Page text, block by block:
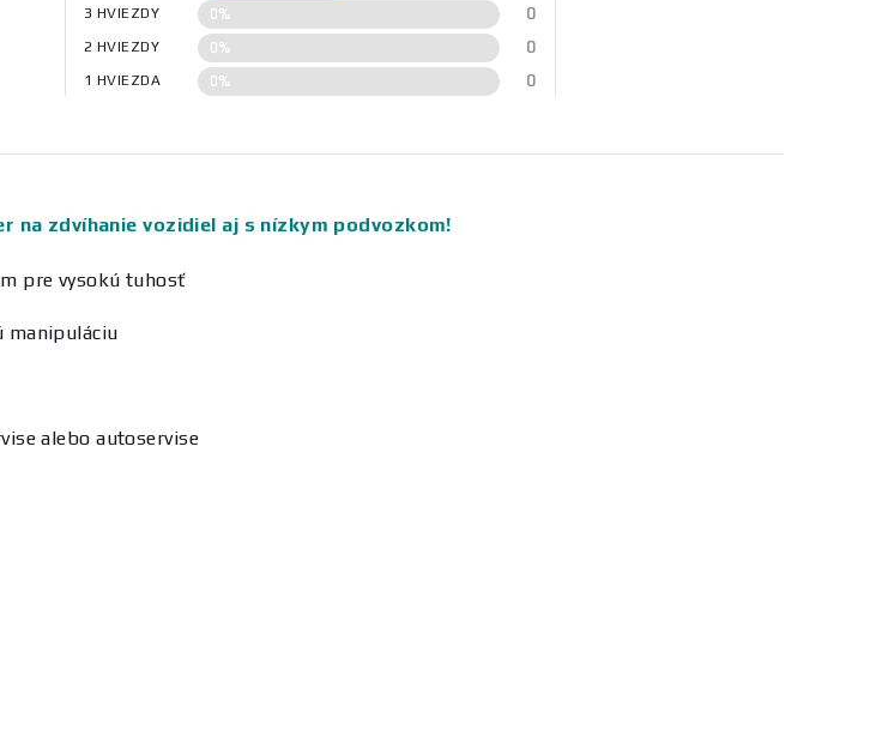
3 HVIEZDY 0% 0
2 HVIEZDY 0% 0
1 HVIEZDA 0% 0
na zdvíhanie vozidiel aj s nízkym podvozkom!
pre vysokú tuhosť
alebo autoservise